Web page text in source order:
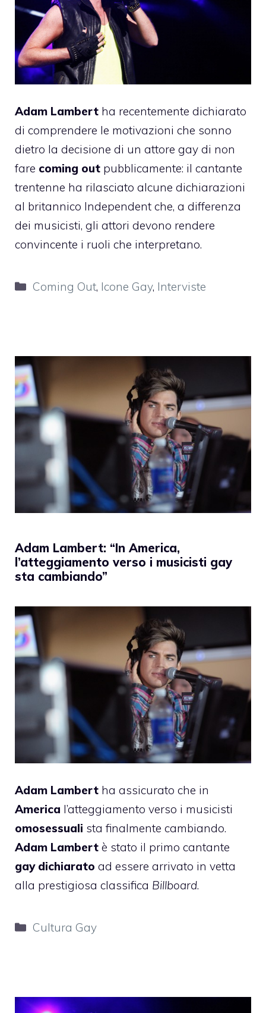
Adam Lambert ha recentemente dichiarato
di comprendere le motivazioni che sonno
dietro la decisione di un attore gay di non
fare coming out pubblicamente: il cantante
trentenne ha rilasciato alcune dichiarazioni
al britannico Independent che, a differenza
dei musicisti, gli attori devono rendere
convincente i ruoli che interpretano.
Categorie
Coming Out, Icone Gay, Interviste
Adam Lambert: “In America,
l’atteggiamento verso i musicisti gay
sta cambiando”
Adam Lambert ha assicurato che in
America l’atteggiamento verso i musicisti
omosessuali sta finalmente cambiando.
Adam Lambert è stato il primo cantante
gay dichiarato ad essere arrivato in vetta
alla prestigiosa classifica Billboard.
Categorie
Cultura Gay